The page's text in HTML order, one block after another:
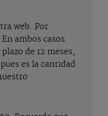
web. Por
ambos casos
de 12 meses,
es la cantidad